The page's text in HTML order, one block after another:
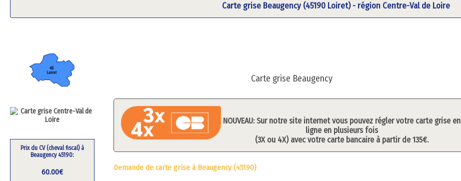
Carte grise Beaugency (45190 Loiret) - région Centre-Val de Loire
Prix du CV (cheval fiscal) à
Beaugency 45190:
60.00€
Carte grise Beaugency
NOUVEAU: Sur notre site internet vous pouvez régler votre carte grise en
ligne en plusieurs fois
(3X ou 4X) avec votre carte bancaire à partir de 135€.
Demande de carte grise à Beaugency (45190)